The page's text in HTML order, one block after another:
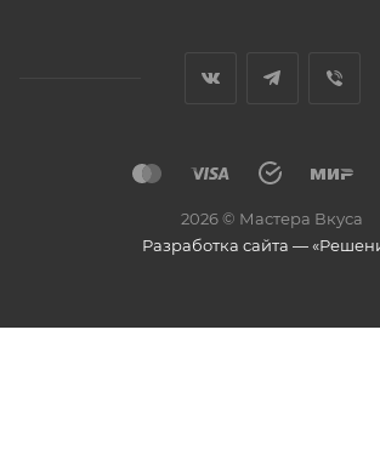
2026 © Мастера Вкуса
Разработка сайта —